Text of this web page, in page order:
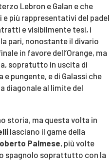
Lebron e Galan e che
e più rappresentativi del padel
e visibilmente tesi, i
pari, nonostante il divario
in favore dell’Orange, ma
sopratutto in uscita di
pungente, e di Galassi che
diagonale al limite del
storia, ma questa volta in
lasciano il game della
Palmese, più volte
spagnolo soprattutto con la